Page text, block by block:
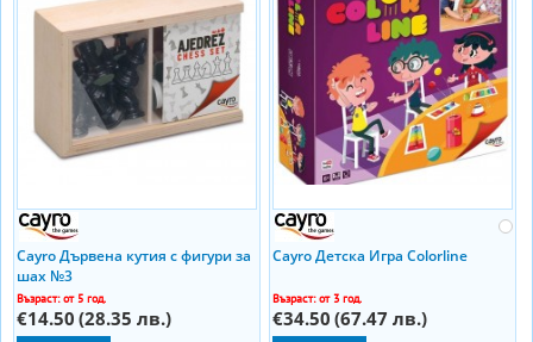
Cayro Дървена кутия с фигури за
шах №3
Възраст: от 5 год.
€14.50 (28.35 лв.)
Cayro Детска Игра Colorline
Възраст: от 3 год.
€34.50 (67.47 лв.)